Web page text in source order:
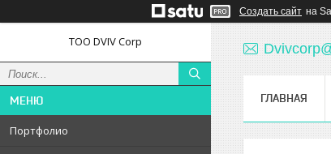
Создать сайт на
ТОО DVIV Corp
Портфолио
ГЛАВНАЯ